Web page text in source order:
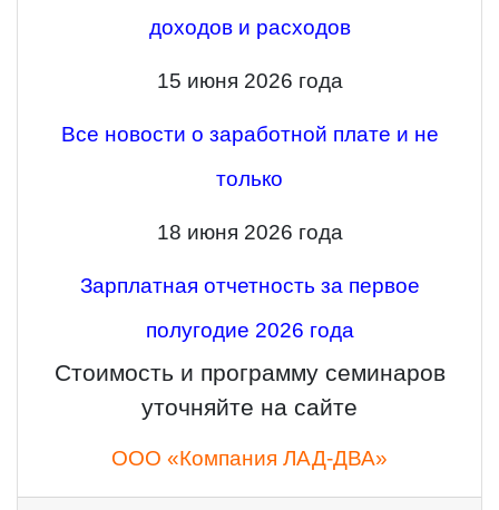
доходов и расходов
15 июня 2026 года
Все новости о заработной плате и не
только
18 июня 2026 года
Зарплатная отчетность за первое
полугодие 2026 года
Стоимость и программу семинаров
уточняйте на сайте
ООО «Компания ЛАД-ДВА»